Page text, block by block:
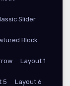
Slider
Block
Layout 1
5 Layout 6